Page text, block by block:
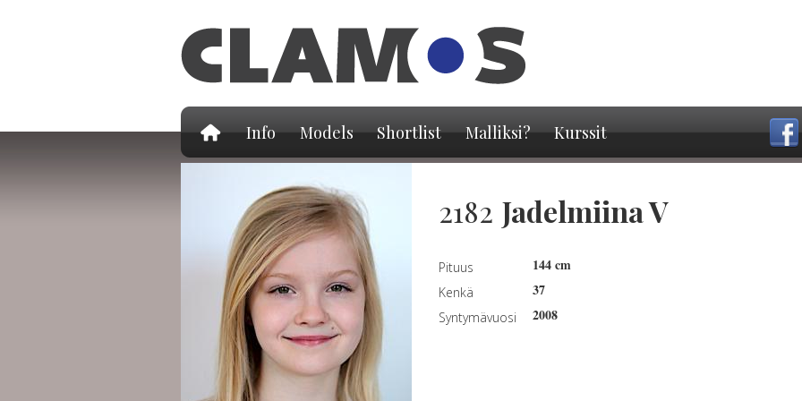
Info Models Shortlist Malliksi? Kurssit
2182 Jadelmiina V
Pituus 144 cm
Kenkä 37
Syntymävuosi 2008